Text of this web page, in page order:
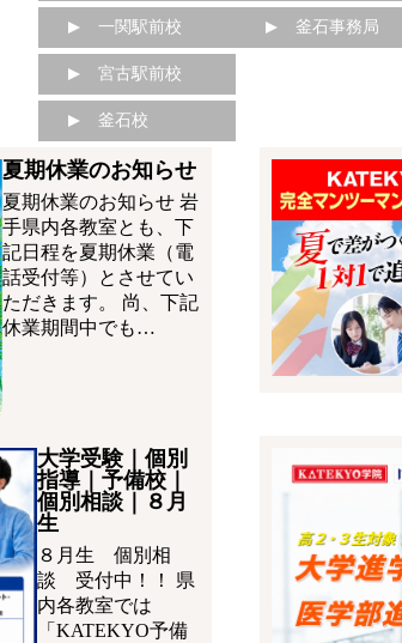
一関駅前校
宮古駅前校
釜石校
釜石事務局
夏期休業のお知らせ
夏期休業のお知らせ 岩
手県内各教室とも、下
記日程を夏期休業（電
話受付等）とさせてい
ただきます。 尚、下記
休業期間中でも…
大学受験｜個別
指導｜予備校｜
個別相談｜８月
生
８月生 個別相
談 受付中！！ 県
内各教室では
「KATEKYO予備